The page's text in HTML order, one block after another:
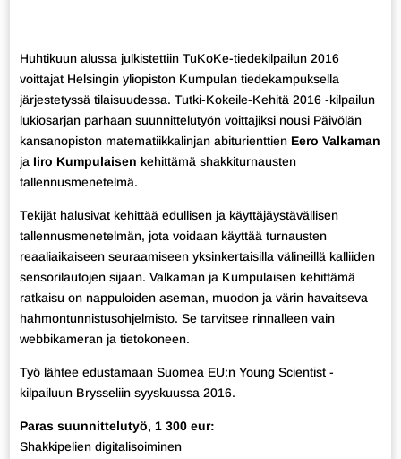
Huhtikuun alussa julkistettiin TuKoKe-tiedekilpailun 2016
voittajat Helsingin yliopiston Kumpulan tiedekampuksella
järjestetyssä tilaisuudessa. Tutki-Kokeile-Kehitä 2016 -kilpailun
lukiosarjan parhaan suunnittelutyön voittajiksi nousi Päivölän
kansanopiston matematiikkalinjan abiturienttien Eero Valkaman
ja Iiro Kumpulaisen kehittämä shakkiturnausten
tallennusmenetelmä.
Tekijät halusivat kehittää edullisen ja käyttäjäystävällisen
tallennusmenetelmän, jota voidaan käyttää turnausten
reaaliaikaiseen seuraamiseen yksinkertaisilla välineillä kalliiden
sensorilautojen sijaan. Valkaman ja Kumpulaisen kehittämä
ratkaisu on nappuloiden aseman, muodon ja värin havaitseva
hahmontunnistusohjelmisto. Se tarvitsee rinnalleen vain
webbikameran ja tietokoneen.
Työ lähtee edustamaan Suomea EU:n Young Scientist -
kilpailuun Brysseliin syyskuussa 2016.
Paras suunnittelutyö, 1 300 eur:
Shakkipelien digitalisoiminen